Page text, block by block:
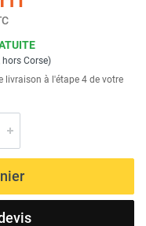
Corse)
livraison à l'étape 4 de votre